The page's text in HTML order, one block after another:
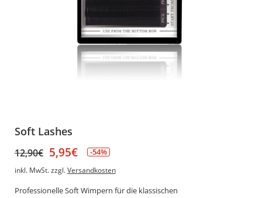
Soft Lashes
12,90€ 5,95€ -54%
inkl. MwSt. zzgl.Versandkosten
Professionelle Soft Wimpern für die klassischen